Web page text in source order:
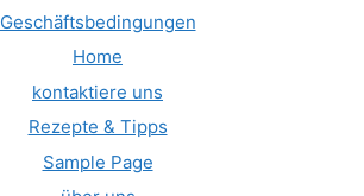
Geschäftsbedingungen
Home
kontaktiere uns
Rezepte & Tipps
Sample Page